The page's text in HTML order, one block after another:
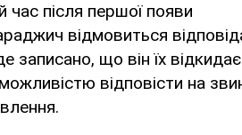
час після першої появи
відмовиться
записано, що він їх
відповісти на